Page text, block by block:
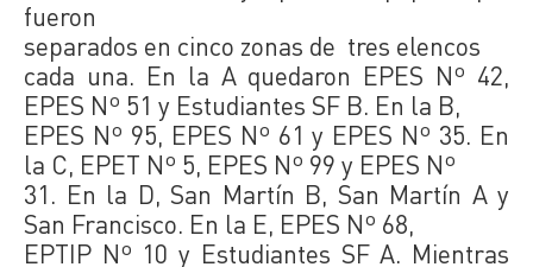
fueron
separados en cinco zonas de tres elencos
cada una. En la A quedaron EPES Nº 42,
EPES Nº 51 y Estudiantes SF B. En la B,
EPES Nº 95, EPES Nº 61 y EPES Nº 35. En
la C, EPET Nº 5, EPES Nº 99 y EPES Nº
31. En la D, San Martín B, San Martín A y
San Francisco. En la E, EPES Nº 68,
EPTIP Nº 10 y Estudiantes SF A. Mientras